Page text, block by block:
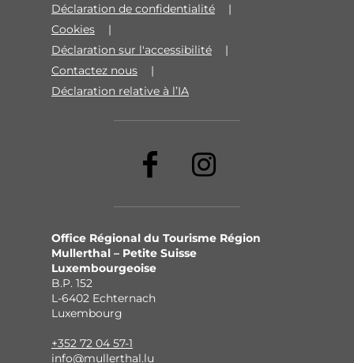
Déclaration de confidentialité
Cookies
Déclaration sur l'accessibilité
Contactez nous
Déclaration relative à l’IA
Office Régional du Tourisme Région
Mullerthal – Petite Suisse
Luxembourgeoise
B.P. 152
L-6402 Echternach
Luxembourg
+352 72 04 57-1
info@mullerthal.lu